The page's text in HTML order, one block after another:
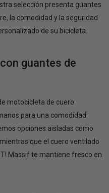
selección presenta guantes
la comodidad y la seguridad
de su bicicleta.
guantes de
motocicleta de cuero
para una comodidad
opciones aisladas como
que el cuero ventilado
Massif te mantiene fresco en